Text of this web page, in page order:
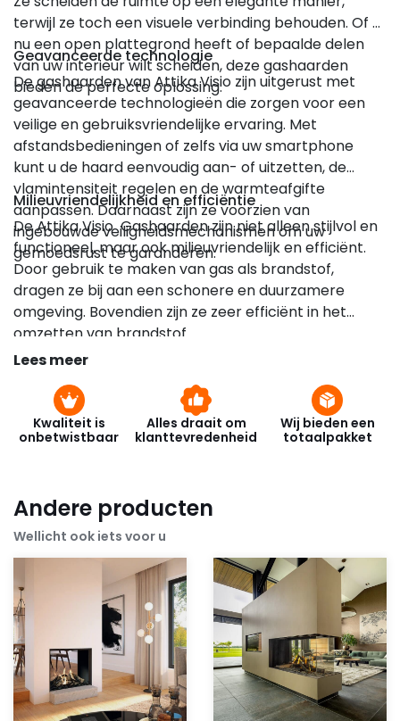
terwijl ze toch een visuele verbinding behouden. Of u
nu een open plattegrond heeft of bepaalde delen
van uw interieur wilt scheiden, deze gashaarden
bieden de perfecte oplossing.
Geavanceerde technologie
De gashaarden van Attika Visio zijn uitgerust met
geavanceerde technologieën die zorgen voor een
veilige en gebruiksvriendelijke ervaring. Met
afstandsbedieningen of zelfs via uw smartphone
kunt u de haard eenvoudig aan- of uitzetten, de
vlamintensiteit regelen en de warmteafgifte
aanpassen. Daarnaast zijn ze voorzien van
ingebouwde veiligheidsmechanismen om uw
gemoedsrust te garanderen.
Milieuvriendelijkheid en efficiëntie
De Attika Visio Gashaarden zijn niet alleen stijlvol en
functioneel, maar ook milieuvriendelijk en efficiënt.
Door gebruik te maken van gas als brandstof,
dragen ze bij aan een schonere en duurzamere
omgeving. Bovendien zijn ze zeer efficiënt in het
omzetten van brandstof
Lees meer
Kwaliteit is
onbetwistbaar
Alles draait om
klanttevredenheid
Wij bieden een
totaalpakket
Andere producten
Wellicht ook iets voor u